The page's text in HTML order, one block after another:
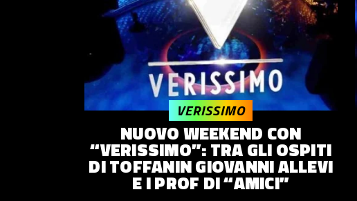
NUOVO WEEKEND CON
“VERISSIMO”: TRA GLI OSPITI
DI TOFFANIN GIOVANNI ALLEVI
E I PROF DI “AMICI”
VERISSIMO